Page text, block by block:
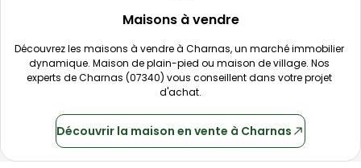
Maisons à vendre
Découvrez les maisons à vendre à Charnas, un marché immobilier
dynamique. Maison de plain-pied ou maison de village. Nos
experts de Charnas (07340) vous conseillent dans votre projet
d'achat.
Découvrir la maison en vente à Charnas